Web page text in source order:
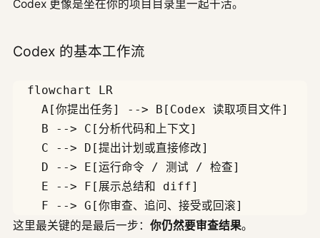
Codex 更像是坐在你的项目目录里一起干活。
Codex 的基本工作流
  flowchart LR
    A[你提出任务] --> B[Codex 读取项目文件]
    B --> C[分析代码和上下文]
    C --> D[提出计划或直接修改]
    D --> E[运行命令 / 测试 / 检查]
    E --> F[展示总结和 diff]
这里最关键的是最后一步： 你仍然要审查结果。